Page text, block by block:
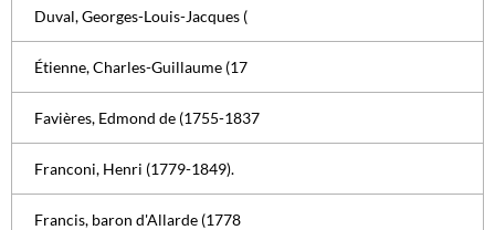
Duval, Georges-Louis-Jacques (
Étienne, Charles-Guillaume (17
Favières, Edmond de (1755-1837
Franconi, Henri (1779-1849).
Francis, baron d'Allarde (1778